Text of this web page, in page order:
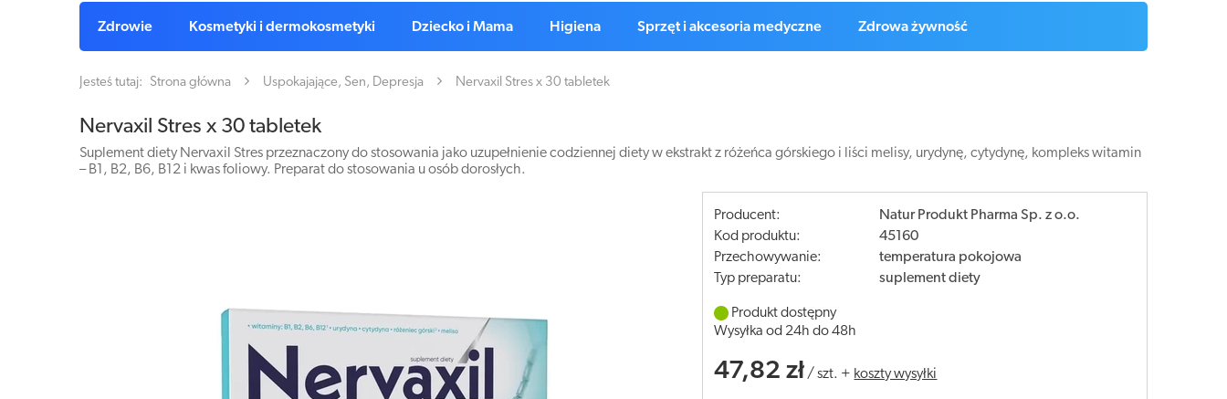
Zdrowie Kosmetyki i dermokosmetyki Dziecko i Mama Higiena Sprzęt i akcesoria medyczne Zdrowa żywność
Jesteś tutaj: Strona główna Uspokajające, Sen, Depresja Nervaxil Stres x 30 tabletek
Nervaxil Stres x 30 tabletek
Suplement diety Nervaxil Stres przeznaczony do stosowania jako uzupełnienie codziennej diety w ekstrakt z różeńca górskiego i liści melisy, urydynę, cytydynę, kompleks witamin
– B1, B2, B6, B12 i kwas foliowy. Preparat do stosowania u osób dorosłych.
Producent:
Natur Produkt Pharma Sp. z o.o.
Kod produktu:
45160
Przechowywanie:
temperatura pokojowa
Typ preparatu:
suplement diety
Produkt dostępny
Wysyłka od 24h do 48h
47,82 zł /szt. + koszty wysyłki